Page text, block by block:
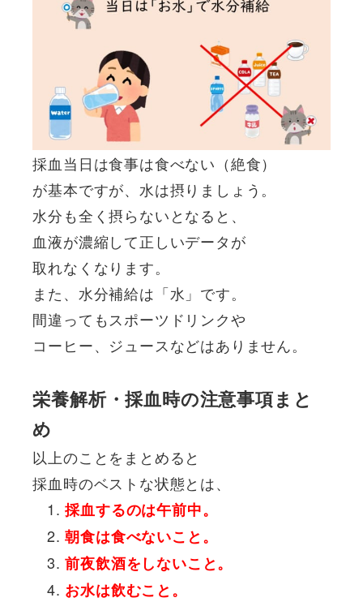
採血当日は食事は食べない（絶食）
が基本ですが、水は摂りましょう。
水分も全く摂らないとなると、
血液が濃縮して正しいデータが
取れなくなります。
また、水分補給は「水」です。
間違ってもスポーツドリンクや
コーヒー、ジュースなどはありません。
栄養解析・採血時の注意事項まと
め
以上のことをまとめると
採血時のベストな状態とは、
採血するのは午前中。
朝食は食べないこと。
前夜飲酒をしないこと。
お水は飲むこと。